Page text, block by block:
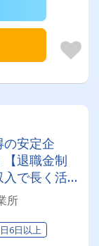
の安定企
退職金制
で長く活躍
理な運行は
♪
所
6日以上